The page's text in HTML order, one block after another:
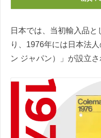
日本では、当初輸入品
り、1976年には日本法
ン ジャパン）」が設立さ